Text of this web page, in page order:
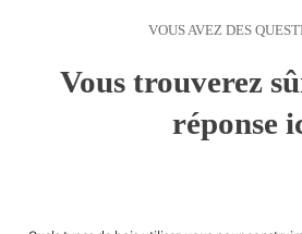
VOUS AVEZ DES
Vous trouverez
réponse